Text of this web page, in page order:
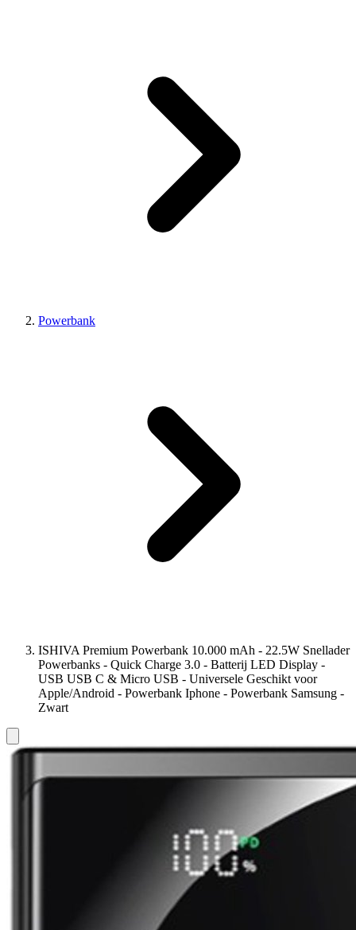
Powerbank
ISHIVA Premium Powerbank 10.000 mAh - 22.5W Snellader
Powerbanks - Quick Charge 3.0 - Batterij LED Display -
USB USB C & Micro USB - Universele Geschikt voor
Apple/Android - Powerbank Iphone - Powerbank Samsung -
Zwart